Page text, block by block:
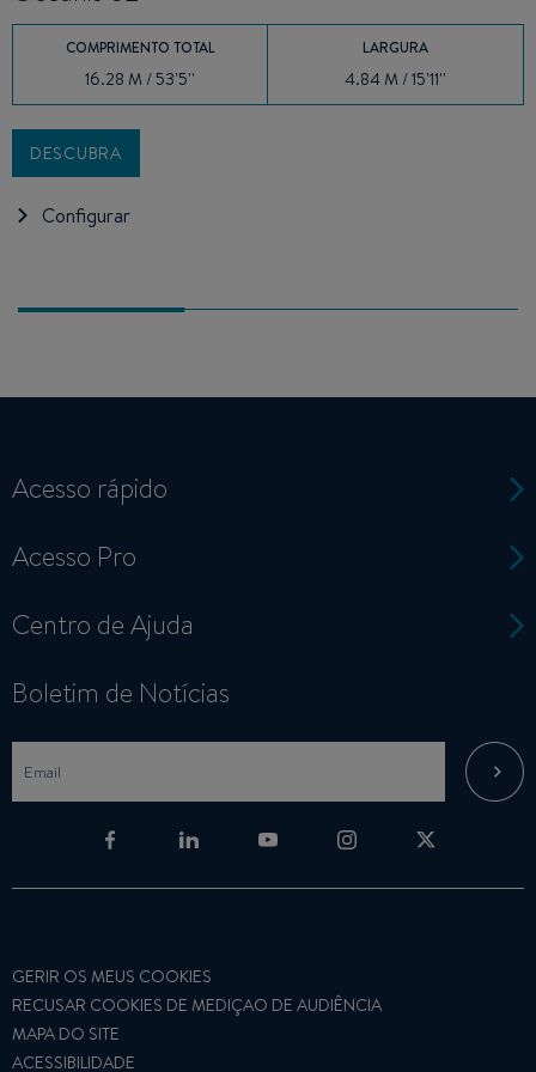
COMPRIMENTO TOTAL
16.28 M / 53'5''
LARGURA
4.84 M / 15'11''
DESCUBRA
Configurar
Acesso rápido
Acesso Pro
Centro de Ajuda
Boletim de Notícias
GERIR OS MEUS COOKIES
RECUSAR COOKIES DE MEDIÇAO DE AUDIÊNCIA
MAPA DO SITE
ACESSIBILIDADE